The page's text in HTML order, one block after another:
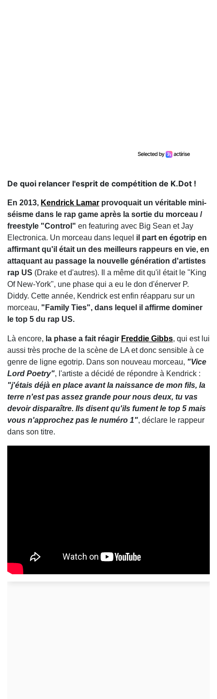
De quoi relancer l'esprit de compétition de K.Dot !
En 2013, Kendrick Lamar provoquait un véritable mini-
séisme dans le rap game après la sortie du morceau /
freestyle "Control" en featuring avec Big Sean et Jay
Electronica. Un morceau dans lequel il part en égotrip en
affirmant qu'il était un des meilleurs rappeurs en vie, en
attaquant au passage la nouvelle génération d'artistes
rap US (Drake et d'autres). Il a même dit qu'il était le "King
Of New-York", une phase qui a eu le don d'énerver P.
Diddy. Cette année, Kendrick est enfin réapparu sur un
morceau, "Family Ties", dans lequel il affirme dominer
le top 5 du rap US.
Là encore, la phase a fait réagir Freddie Gibbs, qui est lui
aussi très proche de la scène de LA et donc sensible à ce
genre de ligne egotrip. Dans son nouveau morceau, "Vice
Lord Poetry", l'artiste a décidé de répondre à Kendrick :
"j'étais déjà en place avant la naissance de mon fils, la
terre n'est pas assez grande pour nous deux, tu vas
devoir disparaître. Ils disent qu'ils fument le top 5 mais
vous n'approchez pas le numéro 1", déclare le rappeur
dans son titre.